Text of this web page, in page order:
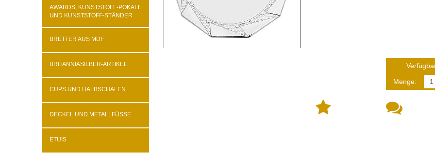
AWARDS, KUNSTSTOFF-POKALE
UND KUNSTSTOFF-STÄNDER
BRETTER AUS MDF
BRITANNIASILBER-ARTIKEL
CUPS UND HALBSCHALEN
DECKEL UND METALLFÜSSE
ETUIS
Menge: